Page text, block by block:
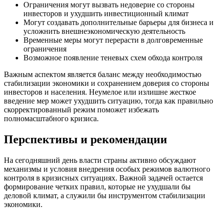
Ограничения могут вызвать недоверие со стороны
инвесторов и ухудшить инвестиционный климат
Могут создавать дополнительные барьеры для бизнеса и
усложнить внешнеэкономическую деятельность
Временные меры могут перерасти в долговременные
ограничения
Возможное появление теневых схем обхода контроля
Важным аспектом является баланс между необходимостью
стабилизации экономики и сохранением доверия со стороны
инвесторов и населения. Неумелое или излишне жесткое
введение мер может ухудшить ситуацию, тогда как правильно
скорректированный режим поможет избежать
полномасштабного кризиса.
Перспективы и рекомендации
На сегодняшний день власти страны активно обсуждают
механизмы и условия внедрения особых режимов валютного
контроля в кризисных ситуациях. Важной задачей остается
формирование четких правил, которые не ухудшали бы
деловой климат, а служили бы инструментом стабилизации
экономики.